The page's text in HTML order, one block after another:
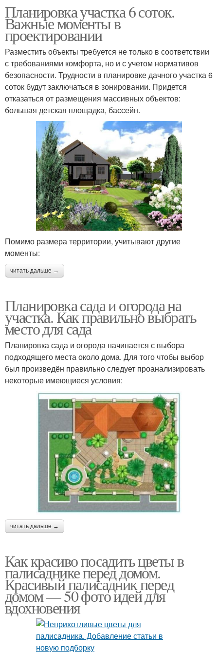
Планировка участка 6 соток.
Важные моменты в
проектировании
Разместить объекты требуется не только в соответствии
с требованиями комфорта, но и с учетом нормативов
безопасности. Трудности в планировке дачного участка 6
соток будут заключаться в зонировании. Придется
отказаться от размещения массивных объектов:
большая детская площадка, бассейн.
Помимо размера территории, учитывают другие
моменты:
читать дальше →
Планировка сада и огорода на
участка. Как правильно выбрать
место для сада
Планировка сада и огорода начинается с выбора
подходящего места около дома. Для того чтобы выбор
был произведён правильно следует проанализировать
некоторые имеющиеся условия:
читать дальше →
Как красиво посадить цветы в
палисаднике перед домом.
Красивый палисадник перед
домом — 50 фото идей для
вдохновения